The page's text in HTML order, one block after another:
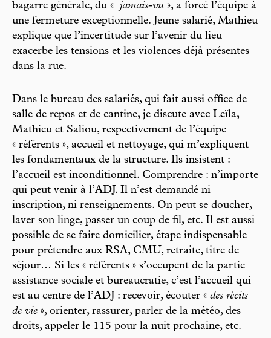
bagarre générale, du « jamais-vu », a forcé l’équipe à
une fermeture exceptionnelle. Jeune salarié, Mathieu
explique que l’incertitude sur l’avenir du lieu
exacerbe les tensions et les violences déjà présentes
dans la rue.
Dans le bureau des salariés, qui fait aussi office de
salle de repos et de cantine, je discute avec Leïla,
Mathieu et Saliou, respectivement de l’équipe
« référents », accueil et nettoyage, qui m’expliquent
les fondamentaux de la structure. Ils insistent :
l’accueil est inconditionnel. Comprendre : n’importe
qui peut venir à l’ADJ. Il n’est demandé ni
inscription, ni renseignements. On peut se doucher,
laver son linge, passer un coup de fil, etc. Il est aussi
possible de se faire domicilier, étape indispensable
pour prétendre aux RSA, CMU, retraite, titre de
séjour… Si les « référents » s’occupent de la partie
assistance sociale et bureaucratie, c’est l’accueil qui
est au centre de l’ADJ : recevoir, écouter « des récits
de vie », orienter, rassurer, parler de la météo, des
droits, appeler le 115 pour la nuit prochaine, etc.